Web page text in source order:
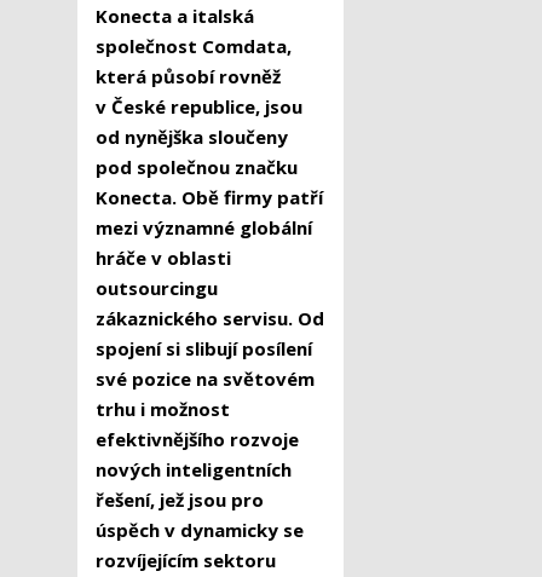
Konecta a italská
společnost Comdata,
která působí rovněž
v České republice, jsou
od nynějška sloučeny
pod společnou značku
Konecta. Obě firmy patří
mezi významné globální
hráče v oblasti
outsourcingu
zákaznického servisu. Od
spojení si slibují posílení
své pozice na světovém
trhu i možnost
efektivnějšího rozvoje
nových inteligentních
řešení, jež jsou pro
úspěch v dynamicky se
rozvíjejícím sektoru